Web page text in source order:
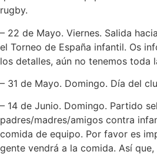
rugby.
– 22 de Mayo. Viernes. Salida
el Torneo de España infantil. Os
los detalles, aún no tenemos toda
– 31 de Mayo. Domingo. Día del
– 14 de Junio. Domingo. Partido
padres/madres/amigos contra
comida de equipo. Por favor es
gente vendrá a la comida. Así